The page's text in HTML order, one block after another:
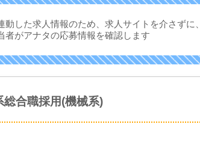
動した求人情報のため、求人サイトを介さずに、
者がアナタの応募情報を確認します
総合職採用(機械系)